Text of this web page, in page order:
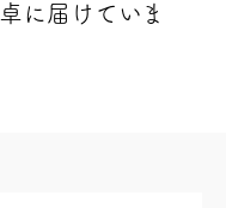
に届けていま